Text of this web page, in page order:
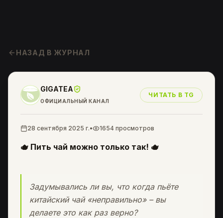
НАЗАД В ЖУРНАЛ
GIGATEA
ОФИЦИАЛЬНЫЙ КАНАЛ
ЧИТАТЬ В TG
28 сентября 2025 г.• 1654 просмотров
🫖 Пить чай можно только так! 🫖
Задумывались ли вы, что когда пьёте
китайский чай «неправильно» – вы
делаете это как раз верно?